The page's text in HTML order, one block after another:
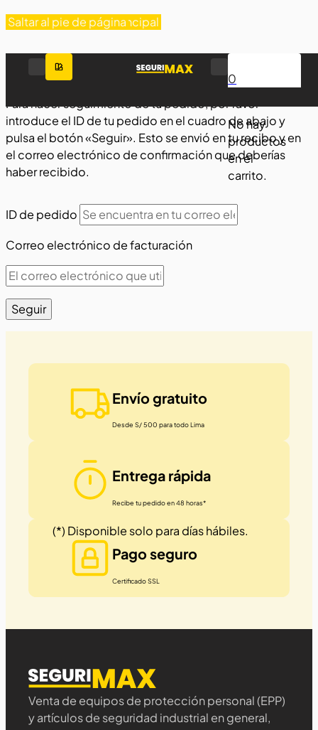
Saltar al contenido principal
Saltar al pie de página
0
No hay
productos
en el
carrito.
Order Tracking
Para hacer seguimiento de tu pedido, por favor
introduce el ID de tu pedido en el cuadro de abajo y
pulsa el botón «Seguir». Esto se envió en tu recibo y en
el correo electrónico de confirmación que deberías
haber recibido.
ID de pedido
Correo electrónico de facturación
Seguir
Envío gratuito
Desde S/ 500 para todo Lima
Entrega rápida
Recibe tu pedido en 48 horas*
(*) Disponible solo para días hábiles.
Pago seguro
Certificado SSL
Venta de equipos de protección personal (EPP)
y artículos de seguridad industrial en general,